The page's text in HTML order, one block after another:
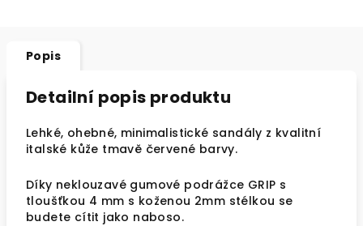
Popis
Detailní popis produktu
Lehké, ohebné, minimalistické sandály z kvalitní
italské kůže tmavě červené barvy.
Díky neklouzavé gumové podrážce GRIP s
tloušťkou 4 mm s koženou 2mm stélkou se
budete cítit jako naboso.